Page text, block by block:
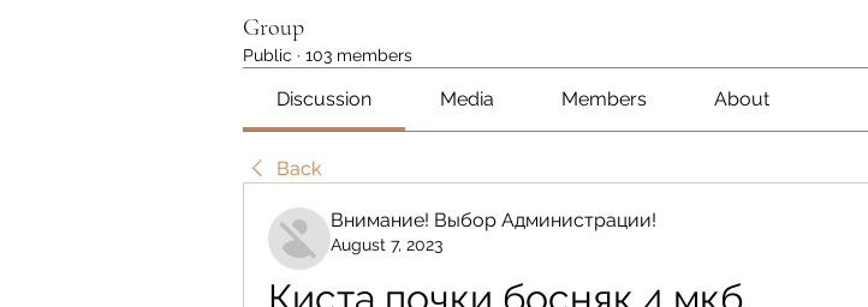
Group
Public · 103 members
Discussion Media Members About
Back
Внимание! Выбор Администрации!
August 7, 2023
Киста почки босняк 4 мкб